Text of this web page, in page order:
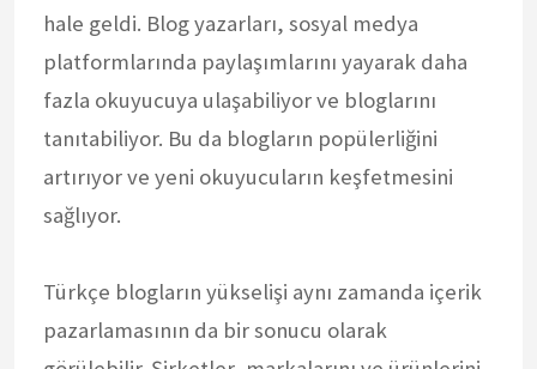
hale geldi. Blog yazarları, sosyal medya
platformlarında paylaşımlarını yayarak daha
fazla okuyucuya ulaşabiliyor ve bloglarını
tanıtabiliyor. Bu da blogların popülerliğini
artırıyor ve yeni okuyucuların keşfetmesini
sağlıyor.
Türkçe blogların yükselişi aynı zamanda içerik
pazarlamasının da bir sonucu olarak